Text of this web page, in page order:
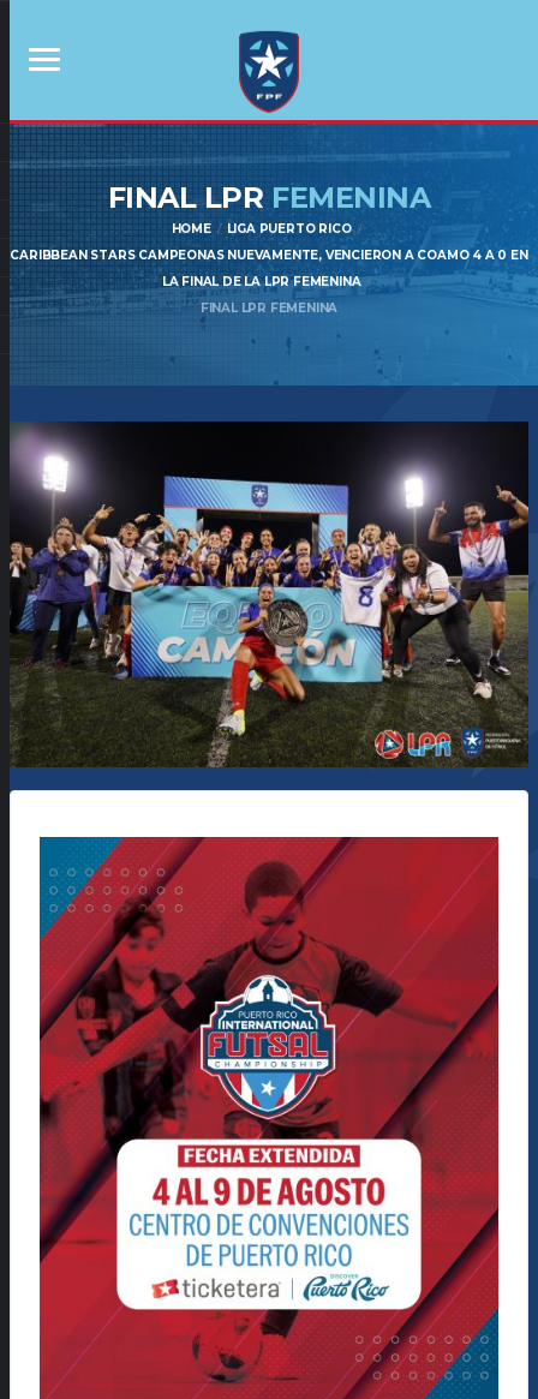
FINAL LPR FEMENINA
HOME
LIGA PUERTO RICO
CARIBBEAN STARS CAMPEONAS NUEVAMENTE, VENCIERON A COAMO 4 A 0 EN
LA FINAL DE LA LPR FEMENINA
FINAL LPR FEMENINA